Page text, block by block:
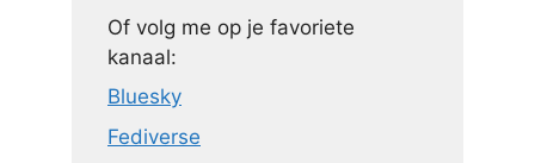
Of volg me op je favoriete
kanaal:
Bluesky
Fediverse